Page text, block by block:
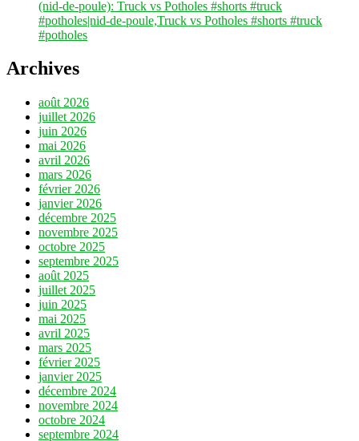
(nid-de-poule): Truck vs Potholes #shorts #truck
#potholes|nid-de-poule,Truck vs Potholes #shorts #truck
#potholes
Archives
août 2026
juillet 2026
juin 2026
mai 2026
avril 2026
mars 2026
février 2026
janvier 2026
décembre 2025
novembre 2025
octobre 2025
septembre 2025
août 2025
juillet 2025
juin 2025
mai 2025
avril 2025
mars 2025
février 2025
janvier 2025
décembre 2024
novembre 2024
octobre 2024
septembre 2024